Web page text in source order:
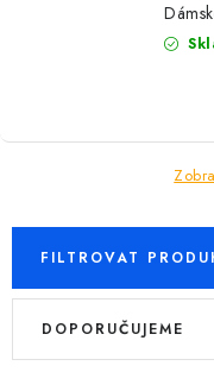
FILTROVAT
V
Ř
DOPORUČUJEME